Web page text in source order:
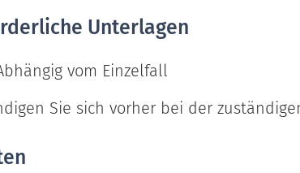
Unterlagen
vom Einzelfall
Sie sich vorher bei der